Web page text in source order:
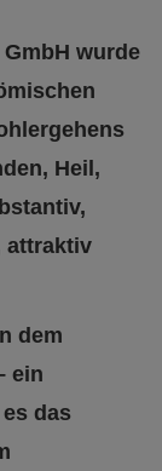
wurde
Heil,
attraktiv
dem
ein
das